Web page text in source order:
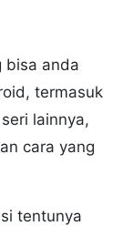
bisa anda
termasuk
lainnya,
cara yang
tentunya